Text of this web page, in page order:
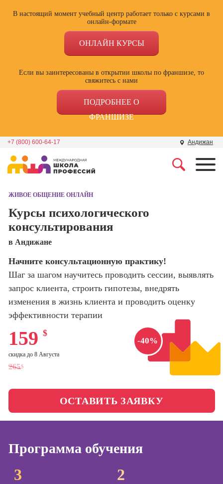
В настоящий момент учебный центр работает только с курсами в
онлайн-формате
ОНЛАЙН КУРСЫ
Если вы заинтересованы в открытии школы по франшизе, то
свяжитесь с нами
ПОДРОБНЕЕ О
ФРАНШИЗЕ
+7 (800) 600-64-17 Андижан
Школа дизайна
Школа нейросетей и
Школа психологии
Школа актерского
мастерства
Школа бизнеса и
управления
сайтов)
Профессия
Интернет-
маркетингу в
социальных
сетях (SMM-
менеджер)
Специалист по
таргетингу
ЖИВОЕ ОБЩЕНИЕ ОНЛАЙН
Курсы психологического
консультирования
в Андижане
Начните консультационную практику!
Шаг за шагом научитесь проводить сессии, выявлять
запрос клиента, строить гипотезы, внедрять
изменения в жизнь клиента и проводить оценку
эффективности терапии
-40%
265$
159 $
скидка до 8 Августа
ОСТАВИТЬ ЗАЯВКУ
Программа обучения
3 2